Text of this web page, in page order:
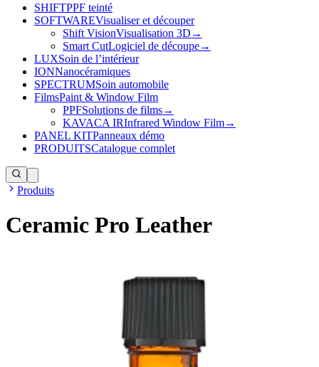
SHIFTPPF teinté
SOFTWAREVisualiser et découper
Shift VisionVisualisation 3D →
Smart CutLogiciel de découpe→
LUXSoin de l’intérieur
IONNanocéramiques
SPECTRUMSoin automobile
FilmsPaint & Window Film
PPFSolutions de films→
KAVACA IRInfrared Window Film→
PANEL KITPanneaux démo
PRODUITSCatalogue complet
Produits
Ceramic Pro Leather